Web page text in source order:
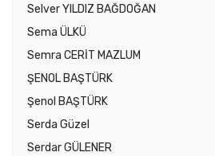
Selver YILDIZ BAĞDOĞAN
Sema ÜLKÜ
Semra CERİT MAZLUM
ŞENOL BAŞTÜRK
Şenol BAŞTÜRK
Serda Güzel
Serdar GÜLENER